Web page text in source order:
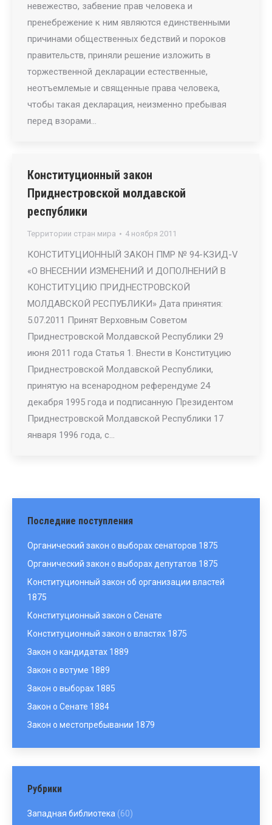
невежество, забвение прав человека и
пренебрежение к ним являются единственными
причинами общественных бедствий и пороков
правительств, приняли решение изложить в
торжественной декларации естественные,
неотъемлемые и священные права человека,
чтобы такая декларация, неизменно пребывая
перед взорами…
Конституционный закон
Приднестровской молдавской
республики
Территории стран мира 4 ноября 2011
КОНСТИТУЦИОННЫЙ ЗАКОН ПМР № 94-КЗИД-V
«О ВНЕСЕНИИ ИЗМЕНЕНИЙ И ДОПОЛНЕНИЙ В
КОНСТИТУЦИЮ ПРИДНЕСТРОВСКОЙ
МОЛДАВСКОЙ РЕСПУБЛИКИ» Дата принятия:
5.07.2011 Принят Верховным Советом
Приднестровской Молдавской Республики 29
июня 2011 года Статья 1. Внести в Конституцию
Приднестровской Молдавской Республики,
принятую на всенародном референдуме 24
декабря 1995 года и подписанную Президентом
Приднестровской Молдавской Республики 17
января 1996 года, с…
Последние поступления
Органический закон о выборах сенаторов 1875
Органический закон о выборах депутатов 1875
Конституционный закон об организации властей
1875
Конституционный закон о Сенате
Конституционный закон о властях 1875
Закон о кандидатах 1889
Закон о вотуме 1889
Закон о выборах 1885
Закон о Сенате 1884
Закон о местопребывании 1879
Рубрики
Западная библиотека (60)